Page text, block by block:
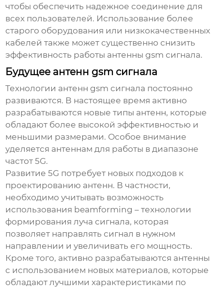
чтобы обеспечить надежное соединение для
всех пользователей. Использование более
старого оборудования или низкокачественных
кабелей также может существенно снизить
эффективность работы антенны gsm сигнала.
Будущее антенн gsm сигнала
Технологии антенн gsm сигнала постоянно
развиваются. В настоящее время активно
разрабатываются новые типы антенн, которые
обладают более высокой эффективностью и
меньшими размерами. Особое внимание
уделяется антеннам для работы в диапазоне
частот 5G.
Развитие 5G потребует новых подходов к
проектированию антенн. В частности,
необходимо учитывать возможность
использования beamforming – технологии
формирования луча сигнала, которая
позволяет направлять сигнал в нужном
направлении и увеличивать его мощность.
Кроме того, активно разрабатываются антенны
с использованием новых материалов, которые
обладают лучшими характеристиками по